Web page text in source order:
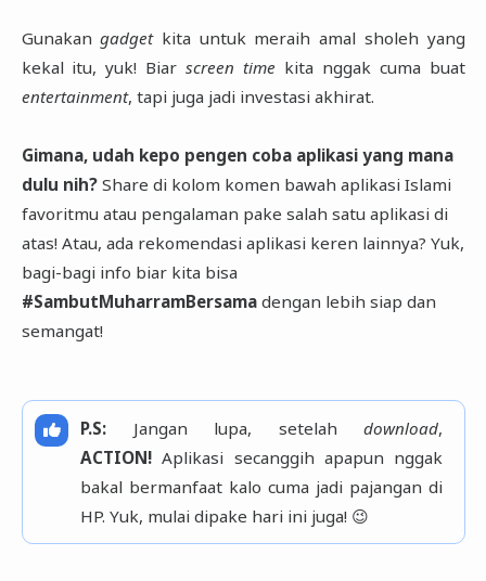
Gunakangadgetkita untuk meraih amal sholeh yang
kekal itu, yuk! Biarscreen time kita nggak cuma buat
entertainment, tapi juga jadi investasi akhirat.
Gimana, udah kepo pengen coba aplikasi yang mana
dulu nih? Share di kolom komen bawah aplikasi Islami
favoritmu atau pengalaman pake salah satu aplikasi di
atas! Atau, ada rekomendasi aplikasi keren lainnya? Yuk,
bagi-bagi info biar kita bisa
#SambutMuharramBersamadengan lebih siap dan
semangat!
P.S: Jangan lupa, setelahdownload,
ACTION!Aplikasi secanggih apapun nggak
bakal bermanfaat kalo cuma jadi pajangan di
HP. Yuk, mulai dipake hari ini juga! 😉